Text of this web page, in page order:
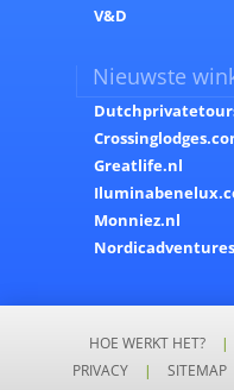
V&D
Nieuwste
Greatlife.nl
Monniez.nl
HOE WERKT HET? |
PRIVACY
| SITEMAP